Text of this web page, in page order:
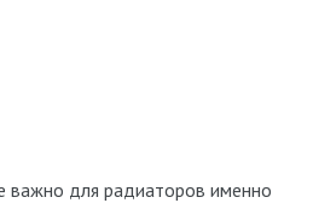
важно для радиаторов именно